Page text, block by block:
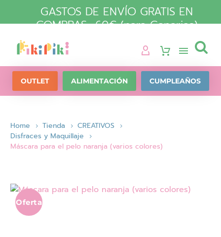
GASTOS DE ENVÍO GRATIS EN
COMPRAS +60€ (para Canarias)

OUTLET ALIMENTACIÓN CUMPLEAÑOS
Home Tienda
CREATIVOS
Disfraces y Maquillaje
Máscara para el pelo naranja (varios colores)
Oferta